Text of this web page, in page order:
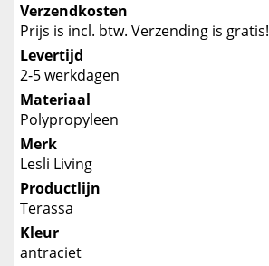
Verzendkosten
Prijs is incl. btw. Verzending is gratis!
Levertijd
2-5 werkdagen
Materiaal
Polypropyleen
Merk
Lesli Living
Productlijn
Terassa
Kleur
antraciet